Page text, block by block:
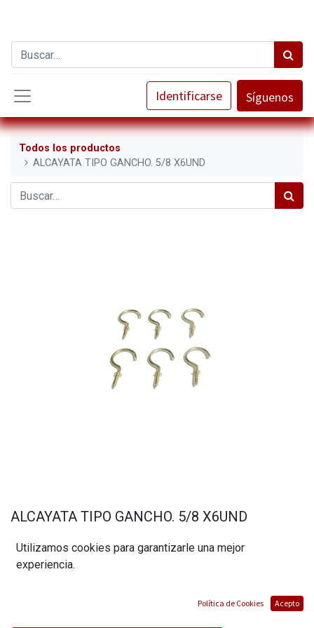
Identificarse Síguenos
Todos los productos
ALCAYATA TIPO GANCHO. 5/8 X6UND
ALCAYATA TIPO GANCHO. 5/8 X6UND
$0,84
Utilizamos cookies para garantizarle una mejor
experiencia.
Política de Cookies Acepto